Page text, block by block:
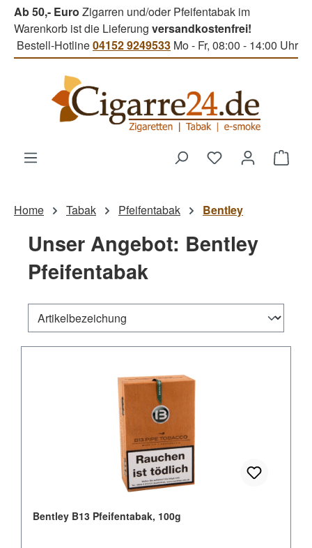
Zum Hauptinhalt springen
Ab 50,- Euro Zigarren und/oder Pfeifentabak im
Warenkorb ist die Lieferung versandkostenfrei!
Bestell-Hotline04152 9249533 Mo - Fr, 08:00 - 14:00 Uhr
Du hast 0
Home Tabak Pfeifentabak Bentley
Unser Angebot: Bentley
Pfeifentabak
Bentley B13 Pfeifentabak, 100g